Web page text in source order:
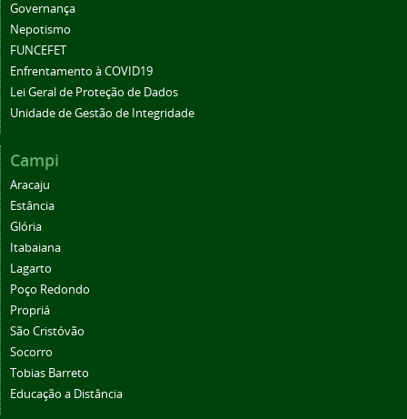
Governança
Nepotismo
FUNCEFET
Enfrentamento à COVID19
Lei Geral de Proteção de Dados
Unidade de Gestão de Integridade
Campi
Aracaju
Estância
Glória
Itabaiana
Lagarto
Poço Redondo
Propriá
São Cristóvão
Socorro
Tobias Barreto
Educação a Distância